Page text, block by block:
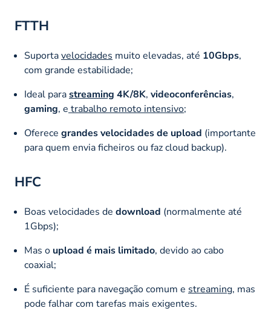
FTTH
Suportavelocidades muito elevadas, até 10Gbps,
com grande estabilidade;
Ideal parastreaming 4K/8K, videoconferências,
gaming, e trabalho remoto intensivo;
Oferece grandes velocidades de upload (importante
para quem envia ficheiros ou faz cloud backup).
HFC
Boas velocidades de download (normalmente até
1Gbps);
Mas o upload é mais limitado, devido ao cabo
coaxial;
É suficiente para navegação comum e streaming, mas
pode falhar com tarefas mais exigentes.